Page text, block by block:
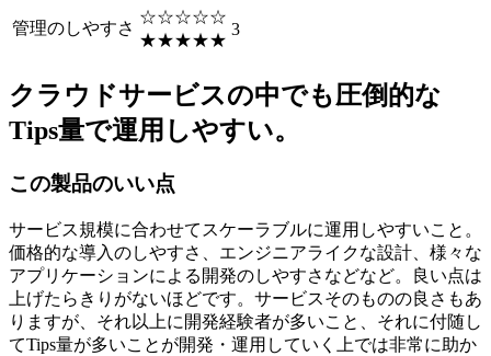
管理のしやすさ
☆☆☆☆☆
★★★★★
3
クラウドサービスの中でも圧倒的な
Tips量で運用しやすい。
この製品のいい点
サービス規模に合わせてスケーラブルに運用しやすいこと。
価格的な導入のしやすさ、エンジニアライクな設計、様々な
アプリケーションによる開発のしやすさなどなど。良い点は
上げたらきりがないほどです。サービスそのものの良さもあ
りますが、それ以上に開発経験者が多いこと、それに付随し
てTips量が多いことが開発・運用していく上では非常に助か